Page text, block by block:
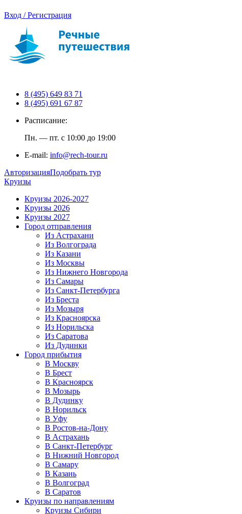
Вход / Регистрация
8 (495) 649 83 71
8 (495) 691 67 87
Расписание:
Пн. — пт. с 10:00 до 19:00
E-mail: info@rech-tour.ru
АвторизацияПодобрать тур
Круизы
Круизы 2026-2027
Круизы 2026
Круизы 2027
Город отправления
Из Астрахани
Из Волгограда
Из Казани
Из Москвы
Из Нижнего Новгорода
Из Самары
Из Санкт-Петербурга
Из Бреста
Из Мозыря
Из Красноярска
Из Норильска
Из Саратова
Из Дудинки
Город прибытия
В Москву
В Брест
В Красноярск
В Мозырь
В Дудинку
В Норильск
В Уфу
В Ростов-на-Дону
В Астрахань
В Санкт-Петербург
В Нижний Новгород
В Самару
В Казань
В Волгоград
В Саратов
Круизы по направлениям
Круизы Сибири